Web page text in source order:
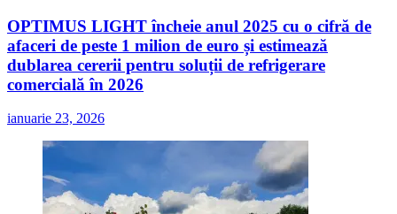
OPTIMUS LIGHT încheie anul 2025 cu o cifră de
afaceri de peste 1 milion de euro și estimează
dublarea cererii pentru soluții de refrigerare
comercială în 2026
ianuarie 23, 2026